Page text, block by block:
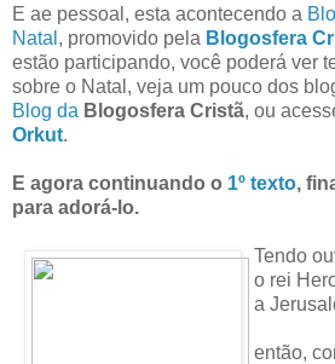
E ae pessoal, esta acontecendo a
Natal , promovido pela Blogosfera
estão participando, você poderá ver
sobre o Natal, veja um pouco dos
Blog da Blogosfera Cristã, ou
Orkut.
E agora continuando o 1º texto,
para adorá-lo.
Tendo
o rei
a
então,